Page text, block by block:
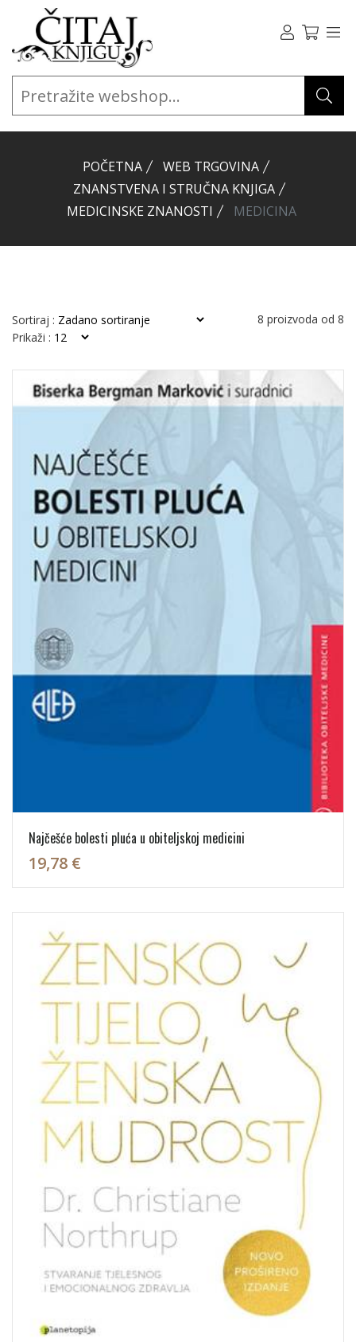
POČETNA
WEB TRGOVINA
ZNANSTVENA I STRUČNA KNJIGA
MEDICINSKE ZNANOSTI
MEDICINA
Sortiraj : 8 proizvoda od 8
Prikaži :
Najčešće bolesti pluća u obiteljskoj medicini
19,78 €